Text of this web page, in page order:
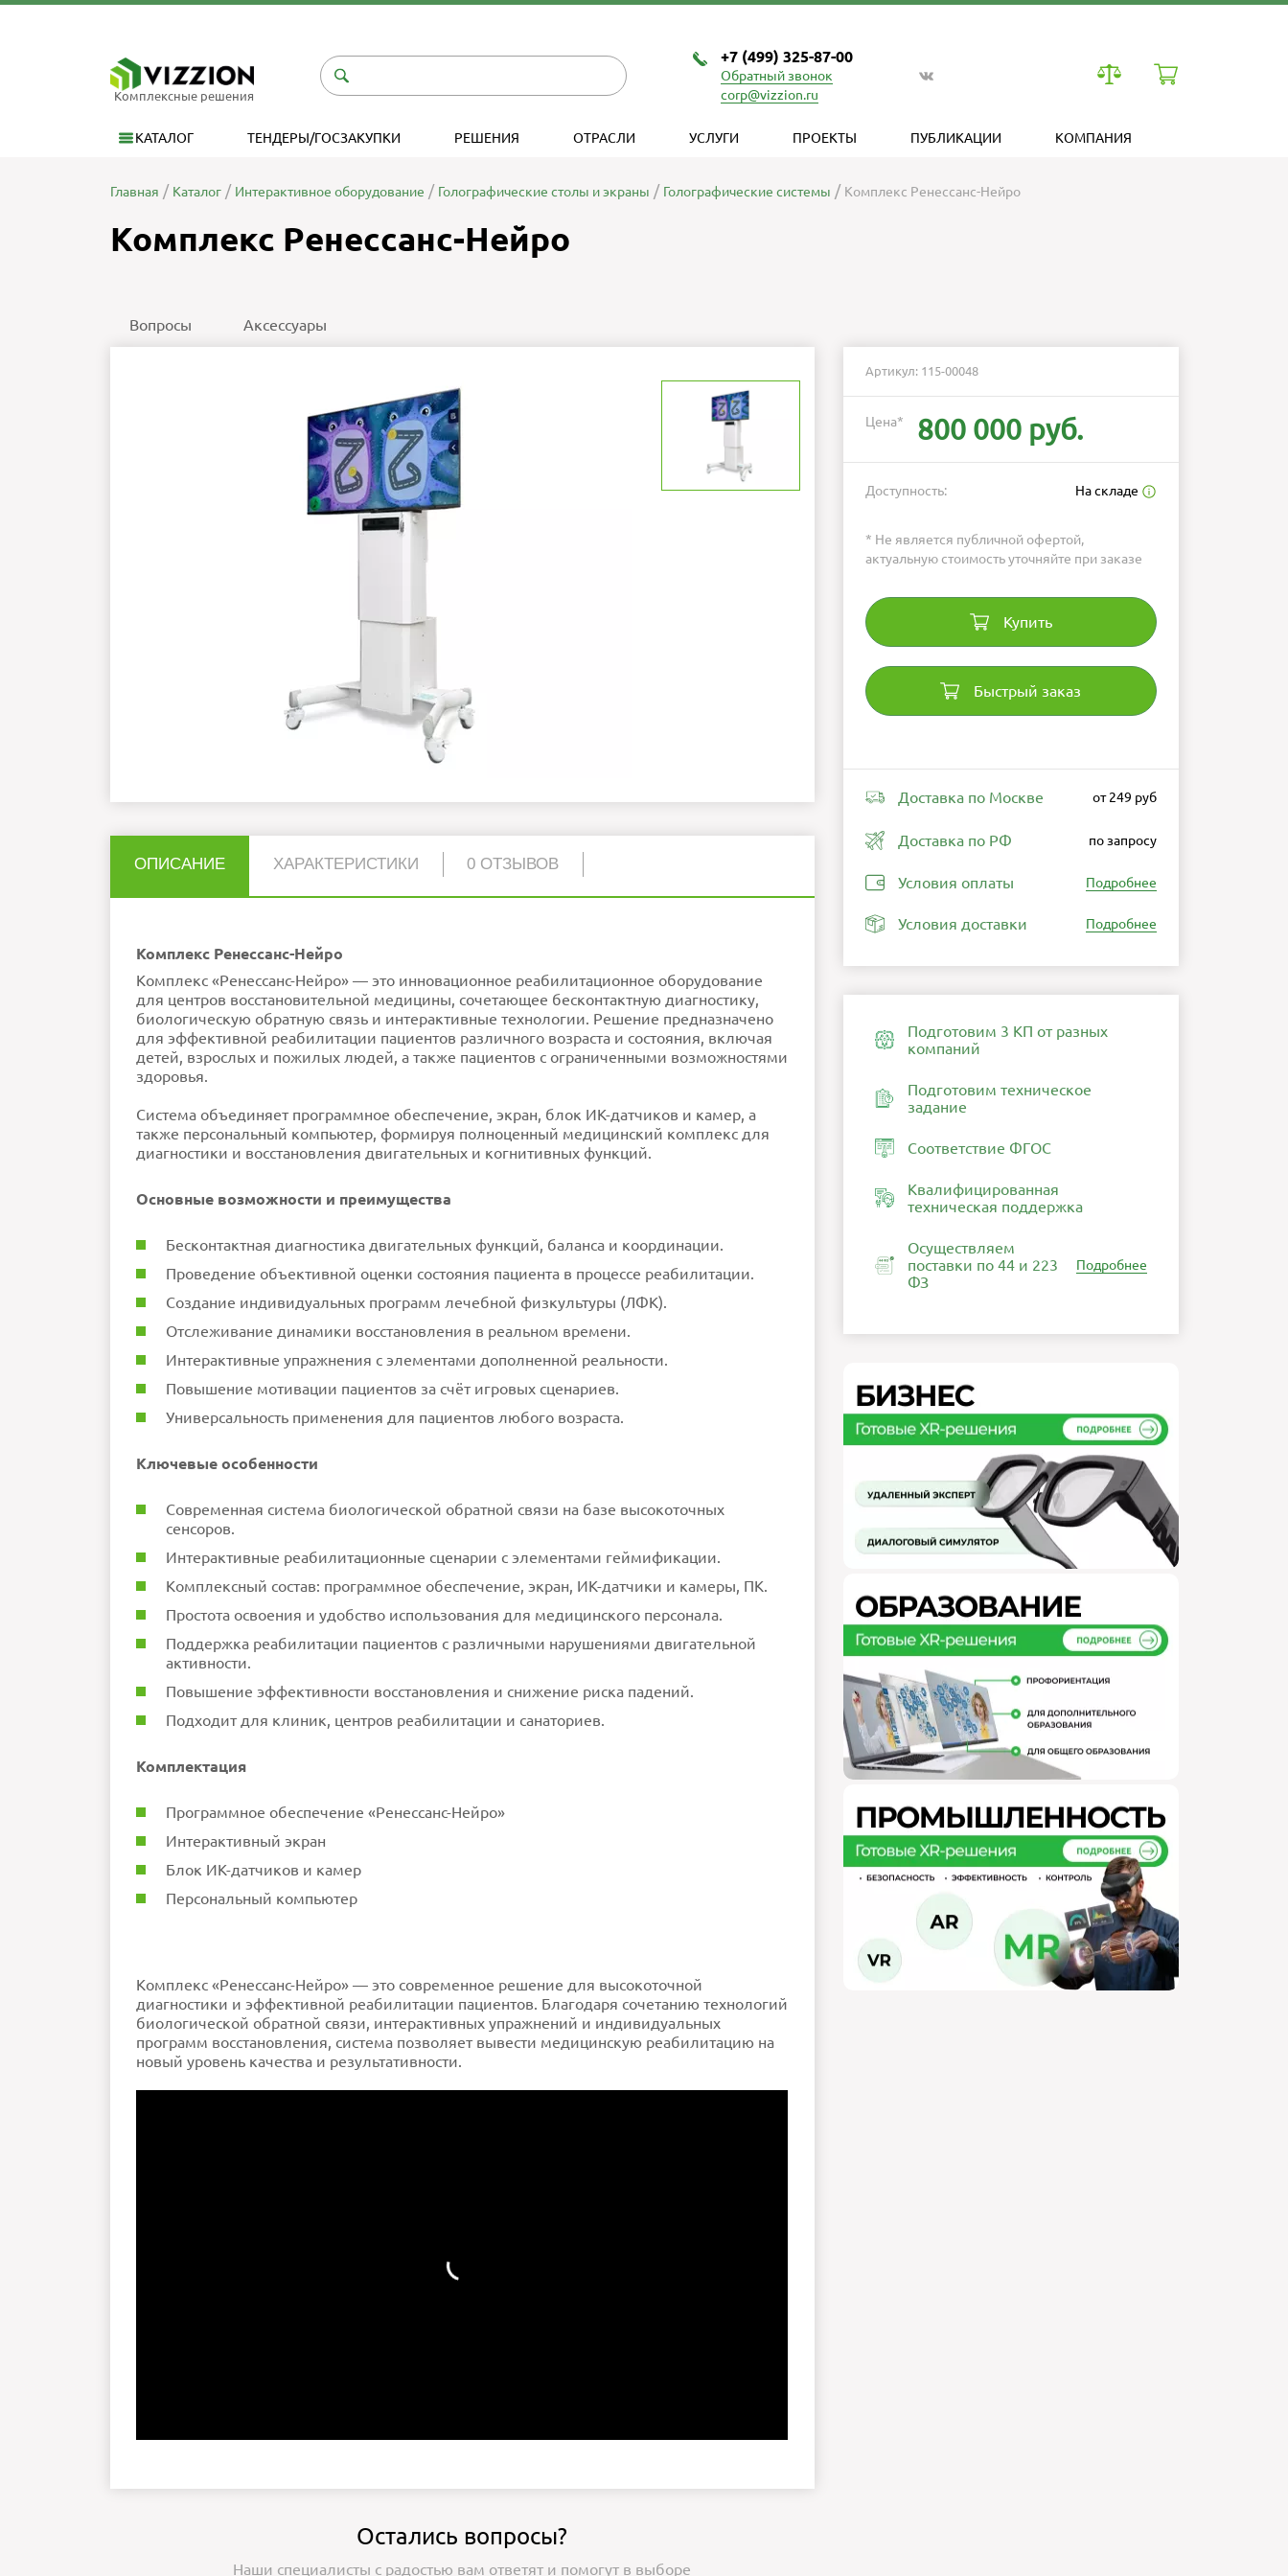
Комплексные решения
+7 (499) 325-87-00
Обратный звонок
corp@vizzion.ru
КАТАЛОГ ТЕНДЕРЫ/ГОСЗАКУПКИ РЕШЕНИЯ ОТРАСЛИ УСЛУГИ ПРОЕКТЫ ПУБЛИКАЦИИ КОМПАНИЯ
Главная Каталог Интерактивное оборудование Голографические столы и экраны Голографические системы Комплекс Ренессанс-Нейро
Комплекс Ренессанс-Нейро
Вопросы Аксессуары
ОПИСАНИЕ ХАРАКТЕРИСТИКИ 0 ОТЗЫВОВ
Комплекс Ренессанс-Нейро
Комплекс «Ренессанс-Нейро» — это инновационное реабилитационное оборудование
для центров восстановительной медицины, сочетающее бесконтактную диагностику,
биологическую обратную связь и интерактивные технологии. Решение предназначено
для эффективной реабилитации пациентов различного возраста и состояния, включая
детей, взрослых и пожилых людей, а также пациентов с ограниченными возможностями
здоровья.
Система объединяет программное обеспечение, экран, блок ИК-датчиков и камер, а
также персональный компьютер, формируя полноценный медицинский комплекс для
диагностики и восстановления двигательных и когнитивных функций.
Основные возможности и преимущества
Бесконтактная диагностика двигательных функций, баланса и координации.
Проведение объективной оценки состояния пациента в процессе реабилитации.
Создание индивидуальных программ лечебной физкультуры (ЛФК).
Отслеживание динамики восстановления в реальном времени.
Интерактивные упражнения с элементами дополненной реальности.
Повышение мотивации пациентов за счёт игровых сценариев.
Универсальность применения для пациентов любого возраста.
Ключевые особенности
Современная система биологической обратной связи на базе высокоточных
сенсоров.
Интерактивные реабилитационные сценарии с элементами геймификации.
Комплексный состав: программное обеспечение, экран, ИК-датчики и камеры, ПК.
Простота освоения и удобство использования для медицинского персонала.
Поддержка реабилитации пациентов с различными нарушениями двигательной
активности.
Повышение эффективности восстановления и снижение риска падений.
Подходит для клиник, центров реабилитации и санаториев.
Комплектация
Программное обеспечение «Ренессанс-Нейро»
Интерактивный экран
Блок ИК-датчиков и камер
Персональный компьютер
Комплекс «Ренессанс-Нейро» — это современное решение для высокоточной
диагностики и эффективной реабилитации пациентов. Благодаря сочетанию технологий
биологической обратной связи, интерактивных упражнений и индивидуальных
программ восстановления, система позволяет вывести медицинскую реабилитацию на
новый уровень качества и результативности.
Внимание:HTML не поддерживается! Используйте обычный текст!
РейтингПлохо Хорошо
Остались вопросы?
Наши специалисты с радостью вам ответят и помогут в выборе
Артикул: 115-00048
Цена* 800 000 руб.
Доступность: На складе
* Не является публичной офертой,
актуальную стоимость уточняйте при заказе
Купить
Быстрый заказ
Доставка по Москве от 249 руб
Доставка по РФ по запросу
Условия оплаты Подробнее
Условия доставки Подробнее
Подготовим 3 КП от разных
компаний
Подготовим техническое
задание
Соответствие ФГОС
Квалифицированная
техническая поддержка
Осуществляем
поставки по 44 и 223
ФЗ
Подробнее